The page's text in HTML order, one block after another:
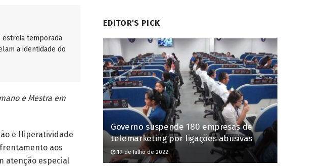
estreia temporada
a identidade do
e Mestra em
e Hiperatividade
aos
atenção especial
EDITOR'S PICK
Governo suspende 180 empresas de
telemarketing por ligações abusivas
19 de Julho de 2022